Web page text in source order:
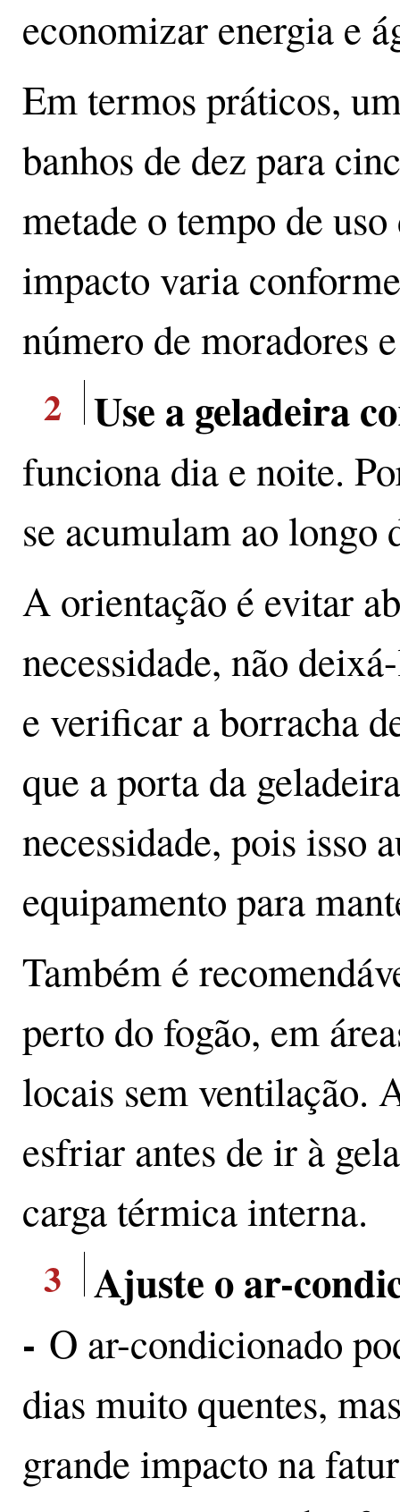
economizar energia e
Em termos práticos,
banhos de dez para
metade o tempo de
impacto varia
número de moradores
2 Use a geladeira
funciona dia e noite.
se acumulam ao longo
A orientação é evitar
necessidade, não
e verificar a borracha
que a porta da
necessidade, pois isso
equipamento para
Também é
perto do fogão, em
locais sem ventilação.
esfriar antes de ir à
carga térmica interna.
3
Ajuste o ar-
- O ar-condicionado
dias muito quentes,
grande impacto na